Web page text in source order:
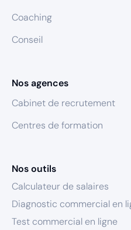
Coaching
Conseil
Nos agences
Cabinet de recrutement
Centres de formation
Nos outils
Calculateur de salaires
Diagnostic commercial en
Test commercial en ligne